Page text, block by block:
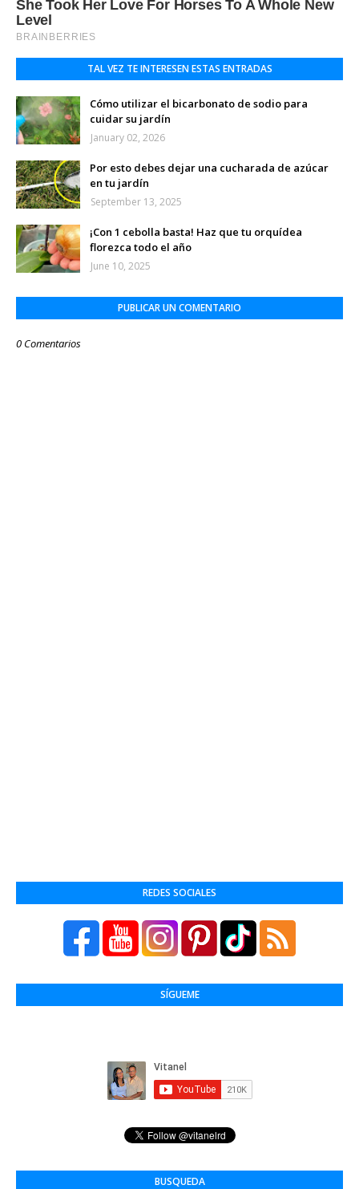
TAL VEZ TE INTERESEN ESTAS ENTRADAS
Cómo utilizar el bicarbonato de sodio para
cuidar su jardín
January 02, 2026
Por esto debes dejar una cucharada de azúcar
en tu jardín
September 13, 2025
¡Con 1 cebolla basta! Haz que tu orquídea
florezca todo el año
June 10, 2025
PUBLICAR UN COMENTARIO
0 Comentarios
REDES SOCIALES
SÍGUEME
BUSQUEDA